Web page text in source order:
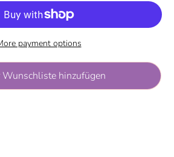
payment options
Wunschliste hinzufügen